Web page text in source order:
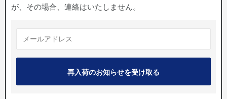
が、その場合、連絡はいたしません。